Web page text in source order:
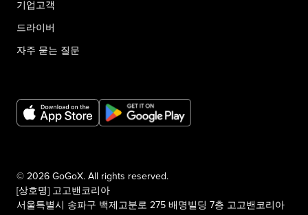
기업고객
드라이버
자주 묻는 질문
© 2026 GoGoX. All rights reserved.
[상호명] 고고밴코리아
서울특별시 송파구 백제고분로 275 배명빌딩 7층 고고밴코리아